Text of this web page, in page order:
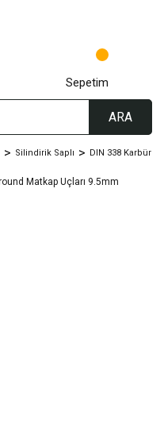
ARA
Sepetim
Silindirik Saplı DIN 338 Karbür -